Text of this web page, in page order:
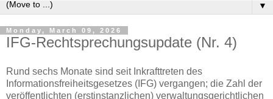
▼
Monday, March 09, 2026
IFG-Rechtsprechungsupdate (Nr. 4)
Rund sechs Monate sind seit Inkrafttreten des
Informationsfreiheitsgesetzes (IFG) vergangen; die Zahl der
veröffentlichten (erstinstanzlichen) verwaltungsgerichtlichen